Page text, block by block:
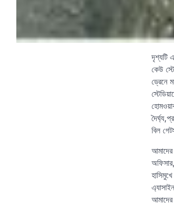
দৃশ্যটি
কেউ
ড্রেনে
বিল